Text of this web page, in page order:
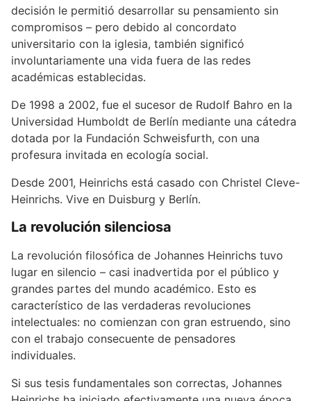
decisión le permitió desarrollar su pensamiento sin
compromisos – pero debido al concordato
universitario con la iglesia, también significó
involuntariamente una vida fuera de las redes
académicas establecidas.
De 1998 a 2002, fue el sucesor de Rudolf Bahro en la
Universidad Humboldt de Berlín mediante una cátedra
dotada por la Fundación Schweisfurth, con una
profesura invitada en ecología social.
Desde 2001, Heinrichs está casado con Christel Cleve-
Heinrichs. Vive en Duisburg y Berlín.
La revolución silenciosa
La revolución filosófica de Johannes Heinrichs tuvo
lugar en silencio – casi inadvertida por el público y
grandes partes del mundo académico. Esto es
característico de las verdaderas revoluciones
intelectuales: no comienzan con gran estruendo, sino
con el trabajo consecuente de pensadores
individuales.
Si sus tesis fundamentales son correctas, Johannes